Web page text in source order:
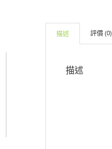
描述 評價 (0)
描述